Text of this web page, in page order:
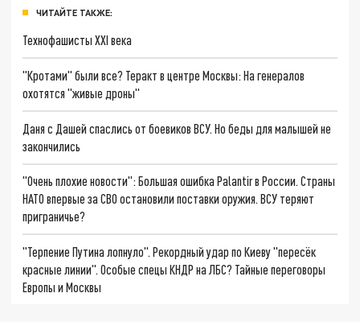
ЧИТАЙТЕ ТАКЖЕ:
Технофашисты XXI века
"Кротами" были все? Теракт в центре Москвы: На генералов
охотятся "живые дроны"
Даня с Дашей спаслись от боевиков ВСУ. Но беды для малышей не
закончились
"Очень плохие новости": Большая ошибка Palantir в России. Страны
НАТО впервые за СВО остановили поставки оружия. ВСУ теряют
приграничье?
"Терпение Путина лопнуло". Рекордный удар по Киеву "пересёк
красные линии". Особые спецы КНДР на ЛБС? Тайные переговоры
Европы и Москвы